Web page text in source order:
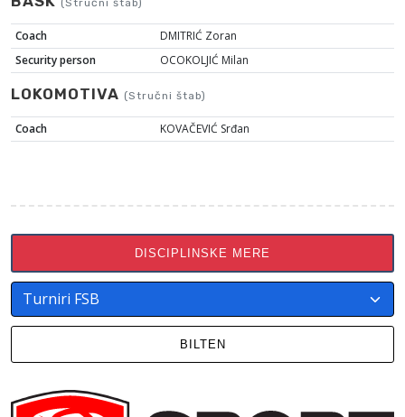
(Stručni štab)
Coach
DMITRIĆ Zoran
Security person
OCOKOLJIĆ Milan
LOKOMOTIVA (Stručni štab)
Coach KOVAČEVIĆ Srđan
DISCIPLINSKE MERE
BILTEN